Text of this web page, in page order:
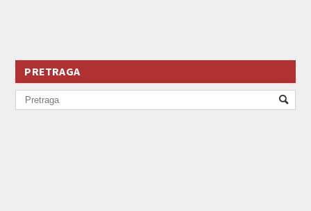
PRETRAGA